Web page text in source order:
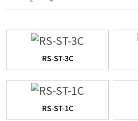
RS-ST-3C
RS-ST-1C